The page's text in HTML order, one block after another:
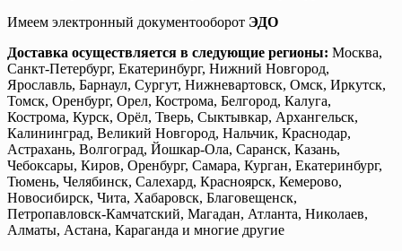
Имеем электронный документооборот ЭДО
Доставка осуществляется в следующие регионы: Москва,
Санкт-Петербург, Екатеринбург, Нижний Новгород,
Ярославль, Барнаул, Сургут, Нижневартовск, Омск, Иркутск,
Томск, Оренбург, Орел, Кострома, Белгород, Калуга,
Кострома, Курск, Орёл, Тверь, Сыктывкар, Архангельск,
Калининград, Великий Новгород, Нальчик, Краснодар,
Астрахань, Волгоград, Йошкар-Ола, Саранск, Казань,
Чебоксары, Киров, Оренбург, Самара, Курган, Екатеринбург,
Тюмень, Челябинск, Салехард, Красноярск, Кемерово,
Новосибирск, Чита, Хабаровск, Благовещенск,
Петропавловск-Камчатский, Магадан, Атланта, Николаев,
Алматы, Астана, Караганда и многие другие